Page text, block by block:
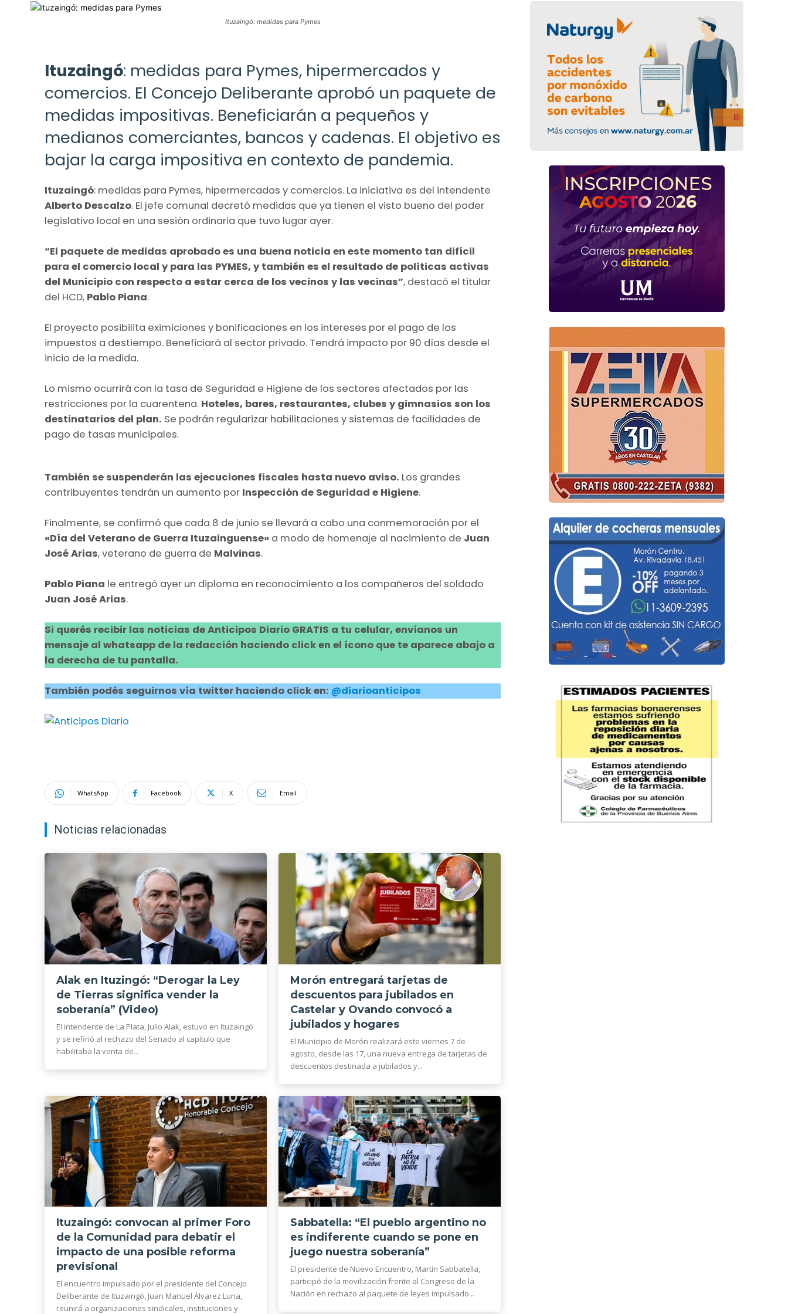
Ituzaingó: medidas para Pymes
Ituzaingó: medidas para Pymes, hipermercados y
comercios. El Concejo Deliberante aprobó un paquete de
medidas impositivas. Beneficiarán a pequeños y
medianos comerciantes, bancos y cadenas. El objetivo es
bajar la carga impositiva en contexto de pandemia.
Ituzaingó: medidas para Pymes, hipermercados y comercios. La iniciativa es del intendente
Alberto Descalzo. El jefe comunal decretó medidas que ya tienen el visto bueno del poder
legislativo local en una sesión ordinaria que tuvo lugar ayer.
“El paquete de medidas aprobado es una buena noticia en este momento tan difícil
para el comercio local y para las PYMES, y también es el resultado de políticas activas
del Municipio con respecto a estar cerca de los vecinos y las vecinas”, destacó el titular
del HCD, Pablo Piana.
El proyecto posibilita eximiciones y bonificaciones en los intereses por el pago de los
impuestos a destiempo. Beneficiará al sector privado. Tendrá impacto por 90 días desde el
inicio de la medida.
Lo mismo ocurrirá con la tasa de Seguridad e Higiene de los sectores afectados por las
restricciones por la cuarentena. Hoteles, bares, restaurantes, clubes y gimnasios son los
destinatarios del plan. Se podrán regularizar habilitaciones y sistemas de facilidades de
pago de tasas municipales.
También se suspenderán las ejecuciones fiscales hasta nuevo aviso. Los grandes
contribuyentes tendrán un aumento por Inspección de Seguridad e Higiene.
Finalmente, se confirmó que cada 8 de junio se llevará a cabo una conmemoración por el
«Día del Veterano de Guerra Ituzainguense» a modo de homenaje al nacimiento de Juan
José Arias, veterano de guerra de Malvinas.
Pablo Piana le entregó ayer un diploma en reconocimiento a los compañeros del soldado
Juan José Arias.
Si querés recibir las noticias de Anticipos Diario GRATIS a tu celular, envíanos un
mensaje al whatsapp de la redacción haciendo click en el ícono que te aparece abajo a
la derecha de tu pantalla.
También podés seguirnos vía twitter haciendo click en: @diarioanticipos
WhatsApp Facebook X Email
Noticias relacionadas
Alak en Ituzingó: “Derogar la Ley
de Tierras significa vender la
soberanía” (Video)
El intendente de La Plata, Julio Alak, estuvo en Ituzaingó
y se refirió al rechazo del Senado al capítulo que
habilitaba la venta de...
Morón entregará tarjetas de
descuentos para jubilados en
Castelar y Ovando convocó a
jubilados y hogares
El Municipio de Morón realizará este viernes 7 de
agosto, desde las 17, una nueva entrega de tarjetas de
descuentos destinada a jubilados y...
Ituzaingó: convocan al primer Foro
de la Comunidad para debatir el
impacto de una posible reforma
previsional
El encuentro impulsado por el presidente del Concejo
Deliberante de Ituzaingó, Juan Manuel Álvarez Luna,
reunirá a organizaciones sindicales, instituciones y
Sabbatella: “El pueblo argentino no
es indiferente cuando se pone en
juego nuestra soberanía”
El presidente de Nuevo Encuentro, Martín Sabbatella,
participó de la movilización frente al Congreso de la
Nación en rechazo al paquete de leyes impulsado...